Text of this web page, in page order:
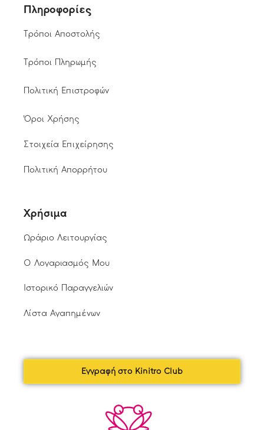
Πληροφορίες
Τρόποι Αποστολής
Τρόποι Πληρωμής
Πολιτική Επιστροφών
Όροι Χρήσης
Στοιχεία Επιχείρησης
Πολιτική Απορρήτου
Χρήσιμα
Ωράριο Λειτουργίας
Ο Λογαριασμός Μου
Ιστορικό Παραγγελιών
Λίστα Αγαπημένων
Εγγραφή στο Kinitro Club